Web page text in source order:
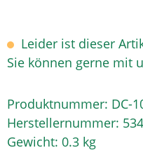
Leider ist dieser
Sie können gerne mit
Produktnummer: DC-
Herstellernummer:
Gewicht: 0.3 kg